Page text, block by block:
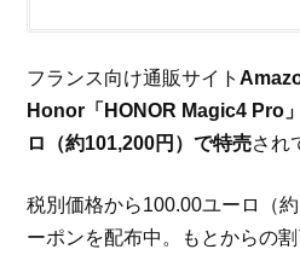
フランス向け通販サイト
Honor「HONOR Magic4 Pro
ロ（約101,200円）で特売され
税別価格から100.00ユーロ（
ーポンを配布中。もとからの